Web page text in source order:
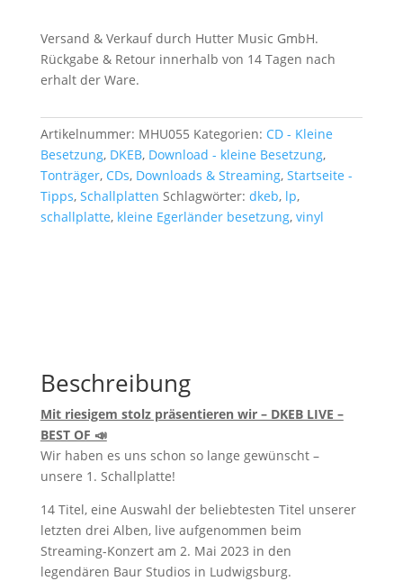
Versand & Verkauf durch Hutter Music GmbH.
Rückgabe & Retour innerhalb von 14 Tagen nach
erhalt der Ware.
Artikelnummer: MHU055 Kategorien: CD - Kleine
Besetzung, DKEB, Download - kleine Besetzung,
Tonträger, CDs, Downloads & Streaming, Startseite -
Tipps, Schallplatten Schlagwörter: dkeb, lp,
schallplatte, kleine Egerländer besetzung, vinyl
Beschreibung
Mit riesigem stolz präsentieren wir – DKEB LIVE –
BEST OF 📣
Wir haben es uns schon so lange gewünscht –
unsere 1. Schallplatte!
14 Titel, eine Auswahl der beliebtesten Titel unserer
letzten drei Alben,live aufgenommen beim
Streaming-Konzert am 2. Mai 2023 in den
legendären Baur Studios in Ludwigsburg.